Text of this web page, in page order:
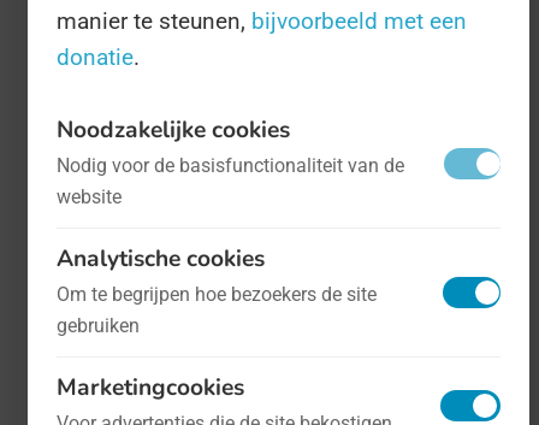
Internationale Dag van de
Borstkankerman- op 7 oktober
Borstkanker is een ziekte waarbij de
aandacht voornamelijk naar vrouwen
uitgaat. Er zijn echter ook veel mannen
die aan de ziekte lijden. Daar heerst nog
steeds een stigma op, en daar mag best
manier te steunen, bijvoorbeeld met een
donatie.
Noodzakelijke cookies
Nodig voor de basisfunctionaliteit van de
website
Analytische cookies
Om te begrijpen hoe bezoekers de site
gebruiken
Marketingcookies